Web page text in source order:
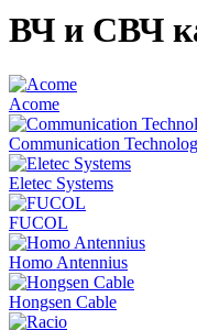
ВЧ и СВЧ
Acome
Communication
Eletec Systems
FUCOL
Homo Antennius
Hongsen Cable